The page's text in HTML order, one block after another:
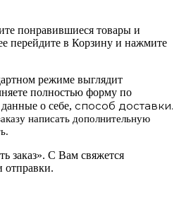
понравившиеся товары и
перейдите в Корзину и нажмите
режиме выглядит
полностью форму по
о себе, способ доставки.
написать дополнительную
заказ». С Вам свяжется
отправки.